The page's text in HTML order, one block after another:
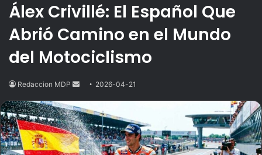
Álex Crivillé: El Español Que
Abrió Camino en el Mundo
del Motociclismo
Redaccion MDP
Send
email
2026-04-21